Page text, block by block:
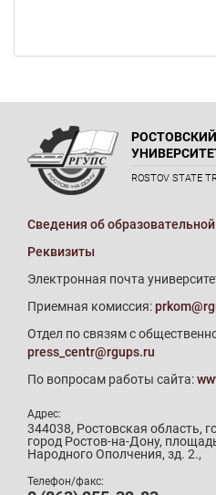
ROSTOV STATE
Сведения об
Реквизиты
Электронная почта
Приемная комиссия:
Отдел по связям с
press_centr@rgups.ru
По вопросам работы сайта:
Адрес:
344038, Ростовская область,
город Ростов-на-Дону,
Народного Ополчения, зд. 2.,
Телефон/факс: